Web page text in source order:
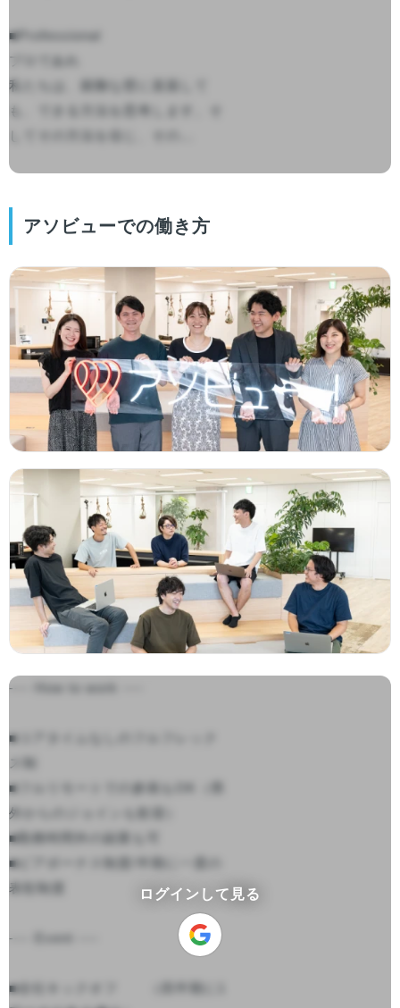
■Professional
プロであれ
私たちは、困難な壁に直面して
も、できる方法を思考します。そ
してその方法を信じ、その...
アソビューでの働き方
---- How to work ----
■コアタイムなしのフルフレック
ス制
■フルリモートでの参画もOK（県
外からのジョインも歓迎）
■勤務時間外の副業も可
■ピアボーナス制度/半期に一度の
表彰制度
---- Event ----
■全社キックオフ　　（四半期に1
ログインして見る